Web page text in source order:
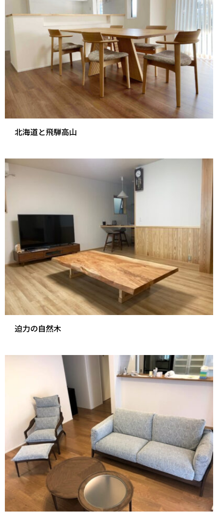
北海道と飛騨高山
迫力の自然木